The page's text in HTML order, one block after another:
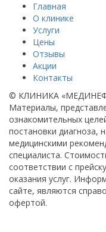
Главная
О клинике
Услуги
Цены
Отзывы
Акции
Контакты
© КЛИНИКА
Материалы,
ознакомительных
постановки диагноза,
медицинскими
специалиста.
соответствии с
оказания услуг.
сайте, являются
офертой.